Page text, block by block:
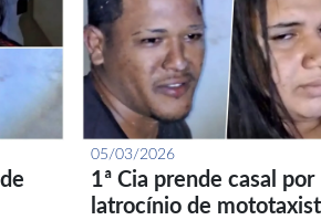
05/03/2026
1ª Cia prende casal por
latrocínio de